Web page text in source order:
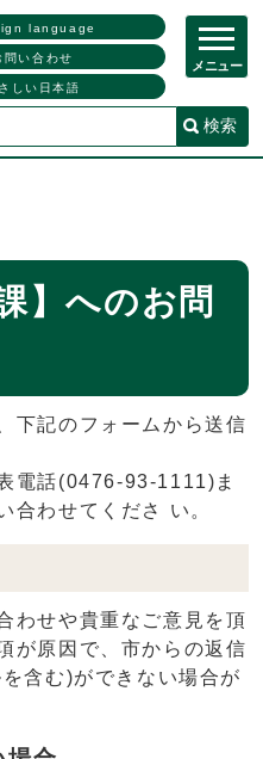
language
問い合わせ
しい日本語
検索
メニュー
】へのお問
下記のフォームから送信
電話(0476-93-1111)ま
合わせてくださ い。
わせや貴重なご意見を頂
が原因で、市からの返信
含む)ができない場合が